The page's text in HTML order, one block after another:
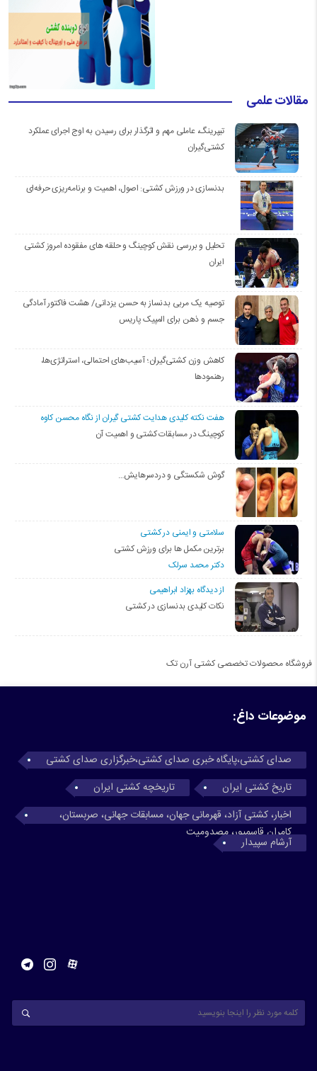
مقالات علمی
تیپرینگ، عاملی مهم و اثرگذار برای رسیدن به اوج اجرای عملکرد
کشتی‌گیران
بدنسازی در ورزش کشتی: اصول، اهمیت و برنامه‌ریزی حرفه‌ای
تحلیل و بررسی نقش کوچینگ و حلقه های مفقوده امروز کشتی
ایران
توصیه یک مربی بدنساز به حسن یزدانی/ هشت فاکتور آمادگی
جسم و ذهن برای المپیک پاریس
کاهش وزن کشتی‌گیران؛ آسیب‌های احتمالی، استراتژی‌ها،
رهنمودها
هفت نکته کلیدی هدایت کشتی گیران از نگاه محسن کاوه
کوچینگ در مسابقات کشتی و اهمیت آن
گوش شکستگی و دردسرهایش…
سلامتی و ایمنی در کشتی
برترین مکمل ها برای ورزش کشتی
دکتر محمد سرلک
از دیدگاه بهزاد ابراهیمی
نکات کلیدی بدنسازی در کشتی
فروشگاه محصولات تخصصی کشتی آرن تک
موضوعات داغ:
صدای کشتی،پایگاه خبری صدای کشتی،خبرگزاری صدای کشتی
تاریخ کشتی ایران
تاریخچه کشتی ایران
اخبار، کشتی آزاد، قهرمانی جهان، مسابقات جهانی، صربستان،
کامران قاسمپور، مصدومیت
آرشام سپیدار